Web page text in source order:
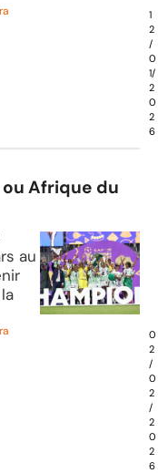
1
2
/
0
1/
2
0
2
6
Afrique du
au
0
2
/
0
2
/
2
0
2
6